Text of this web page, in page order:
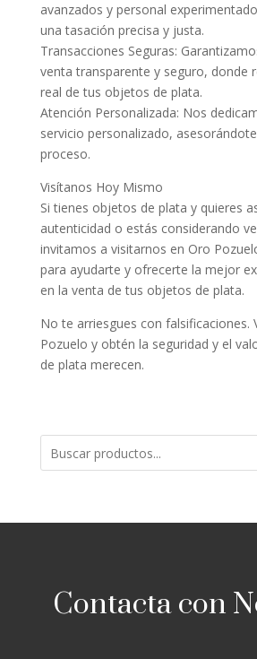
avanzados y personal
una tasación precisa y justa.
Transacciones Seguras:
venta transparente y seguro, donde
real de tus objetos de plata.
Atención Personalizada: Nos
servicio personalizado,
proceso.
Visítanos Hoy Mismo
Si tienes objetos de plata y quieres
autenticidad o estás considerando
invitamos a visitarnos en Oro
para ayudarte y ofrecerte la mejor
en la venta de tus objetos de plata.
No te arriesgues con falsificaciones.
Pozuelo y obtén la seguridad y el
de plata merecen.
Contacta con